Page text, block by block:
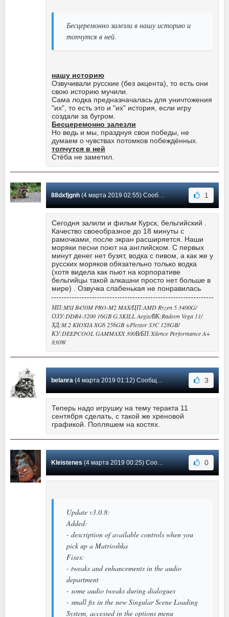
Бесцеремонно залезли в нашу историю и
топчутся в ней.
нашу историю
Озвучивали русские (без акцента), то есть они
свою историю мучили.
Сама лодка предназначалась для уничтожения
"их", то есть это и "их" история, если игру
создали за бугром.
Бесцеремонно залезли
Но ведь и мы, празднуя свои победы, не
думаем о чувствах потомков побеждённых.
топчутся в ней
Стёба не заметил.
88dxfjgnh(4 марта 2019 02:55) Сообщение #21 1
Сегодня залили и фильм Курск, бельгийский .
Качество своеобразное до 18 минуты с
рамочками, после экран расширяется. Наши
моряки песни поют на английском. С первых
минут денег нет бузят, водка с пивом, а как же у
русских моряков обязательно только водка
(хотя видела как пьют на корпоративе
бельгийцы такой алкашни просто нет больше в
мире) . Озвучка слабенькая не понравилась
МП:MSI B450M PRO-M2 MAX/ЦП:AMD Ryzen 5 3400G/
ОЗУ:DDR4-3200 16GB G.SKILL Aegis/ВК:Radeon Vega 11/
ХД:M.2 KIOXIA XG6 256GB +Plextor S3C 128GB/
КУ:DEEPCOOL GAMMAXX 300В/БП:Xilence Performance A+
830W
belanra(4 марта 2019 01:12) Сообщение #20 3
Теперь надо игрушку на тему теракта 11
сентября сделать, с такой же хреновой
графикой. Попляшем на костях.
Kleistenes(4 марта 2019 00:25) Сообщение #19 0
Update v3.0.8:
Added:
- description of available controls when you
pick up a Matrioshka
Fixes:
- tweaks and enhancements in the audio
department
- some audio tweaks during dialogues
- small fix in the new Singular Scene Loading
System, accessed in the options menu